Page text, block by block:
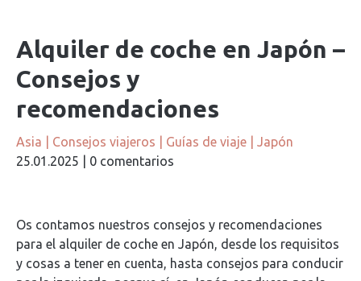
Alquiler de coche en Japón –
Consejos y
recomendaciones
Asia Consejos viajeros Guías de viaje
Japón
25.01.2025
0 comentarios
Os contamos nuestros consejos y recomendaciones
para el alquiler de coche en Japón, desde los requisitos
y cosas a tener en cuenta, hasta consejos para conducir